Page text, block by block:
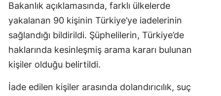
Bakanlık açıklamasında, farklı ülkelerde
yakalanan 90 kişinin Türkiye’ye iadelerinin
sağlandığı bildirildi. Şüphelilerin, Türkiye’de
haklarında kesinleşmiş arama kararı bulunan
kişiler olduğu belirtildi.
İade edilen kişiler arasında dolandırıcılık, suç